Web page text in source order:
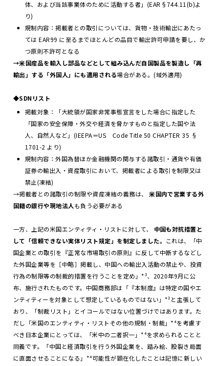
体、および当該事業体のために活動する者」(EAR§744.11(b)よ
り)
規制内容：掲載者との取引については、貨物・技術輸出にあたっ
ては EAR99 に至るまでほとんどの品目で輸出許可申請を要し、か
つ原則不許可となる
→米国産品を輸入し部品などとして組み込んだ自国製品を製造し「再
輸出」する「外国人」にも適用される場合がある。(域外適用)
◆SDNリスト
掲載対象：「大統領が国家非常事態宣言をした場合に指定した
「国家の安全保障・外交や経済を脅かすものと指定した国や法
人、自然人など」(IEEPA＝US Code Title 50 CHAPTER 35 §
1701-2 より)
規制内容：外国為替ほか金融機関の関与する諸取引・通貨や有価
証券の輸出入・資産取引において、掲載者による取引を制限又は
禁止(凍結)
→掲載者との諸取引の制限や資産凍結の義務は、米国内で営業する外
国籍の銀行や現地法人も負う必要がある
一方、上記の米国エンティティ・リストに対して、 中国も対抗措置と
して「信頼できない実体リスト規定」を制定しました。 これは、「中
国企業との取引を『正常な市場取引の原則』に反して中断するなどし
た外国企業等を［中略］掲載し、中国への輸出入活動の禁止や、投資
行為の制限等の制裁的措置を行うことを定め」*³、2020年9月に公
布、施行されたものです。中国商務部は「『本制度』は特定の国やエ
ンティティーを対象として想定しているものではない」*³と主張して
おり、「制裁リスト」とイコールではない位置づけではあります。た
だし「米国のエンティティ・リストその他の規制・制裁」*⁴を考慮す
べき日本企業にとっては、「米中の二者択一」*⁴を求められることと
同義です。「中国と経済取引を行う外国企業を、踏み絵、股裂き局面
に直面させることになる」*⁴可能性が顕在化したことは記憶に新しい